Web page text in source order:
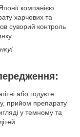
компанією
харчових та
суворий контроль
або годуєте
прийом препарату
у темному та